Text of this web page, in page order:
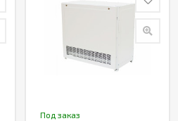
Под заказ